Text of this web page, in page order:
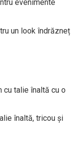
evenimente
un look îndrăzneț
cu talie înaltă cu o
înaltă, tricou și